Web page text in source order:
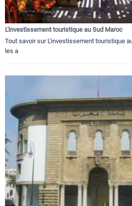
L'investissement touristique au Sud Maroc
Tout savoir sur L'investissement touristique
les a